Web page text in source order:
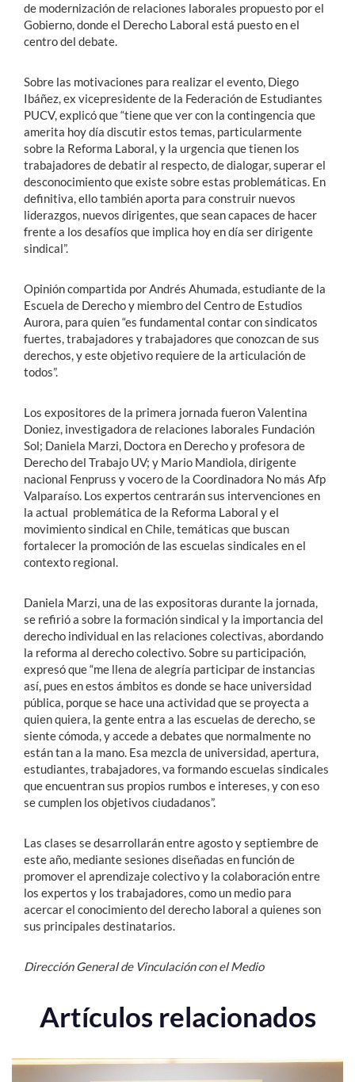
de modernización de relaciones laborales propuesto por el
Gobierno, donde el Derecho Laboral está puesto en el
centro del debate.
Sobre las motivaciones para realizar el evento, Diego
Ibáñez, ex vicepresidente de la Federación de Estudiantes
PUCV, explicó que “tiene que ver con la contingencia que
amerita hoy día discutir estos temas, particularmente
sobre la Reforma Laboral, y la urgencia que tienen los
trabajadores de debatir al respecto, de dialogar, superar el
desconocimiento que existe sobre estas problemáticas. En
definitiva, ello también aporta para construir nuevos
liderazgos, nuevos dirigentes, que sean capaces de hacer
frente a los desafíos que implica hoy en día ser dirigente
sindical”.
Opinión compartida por Andrés Ahumada, estudiante de la
Escuela de Derecho y miembro del Centro de Estudios
Aurora, para quien “es fundamental contar con sindicatos
fuertes, trabajadores y trabajadores que conozcan de sus
derechos, y este objetivo requiere de la articulación de
todos”.
Los expositores de la primera jornada fueron Valentina
Doniez, investigadora de relaciones laborales Fundación
Sol; Daniela Marzi, Doctora en Derecho y profesora de
Derecho del Trabajo UV; y Mario Mandiola, dirigente
nacional Fenpruss y vocero de la Coordinadora No más Afp
Valparaíso. Los expertos centrarán sus intervenciones en
la actual problemática de la Reforma Laboral y el
movimiento sindical en Chile, temáticas que buscan
fortalecer la promoción de las escuelas sindicales en el
contexto regional.
Daniela Marzi, una de las expositoras durante la jornada,
se refirió a sobre la formación sindical y la importancia del
derecho individual en las relaciones colectivas, abordando
la reforma al derecho colectivo. Sobre su participación,
expresó que “me llena de alegría participar de instancias
así, pues en estos ámbitos es donde se hace universidad
pública, porque se hace una actividad que se proyecta a
quien quiera, la gente entra a las escuelas de derecho, se
siente cómoda, y accede a debates que normalmente no
están tan a la mano. Esa mezcla de universidad, apertura,
estudiantes, trabajadores, va formando escuelas sindicales
que encuentran sus propios rumbos e intereses, y con eso
se cumplen los objetivos ciudadanos”.
Las clases se desarrollarán entre agosto y septiembre de
este año, mediante sesiones diseñadas en función de
promover el aprendizaje colectivo y la colaboración entre
los expertos y los trabajadores, como un medio para
acercar el conocimiento del derecho laboral a quienes son
sus principales destinatarios.
Dirección General de Vinculación con el Medio
Artículos relacionados